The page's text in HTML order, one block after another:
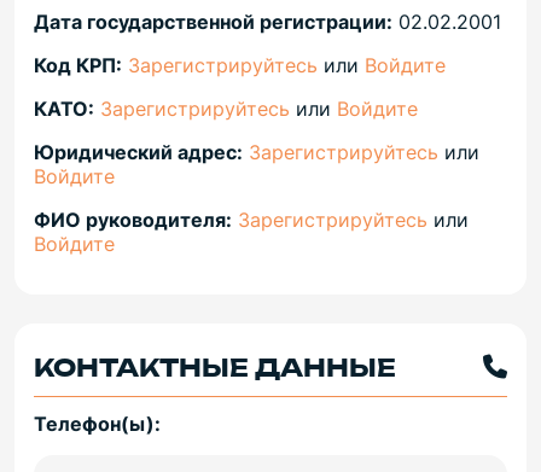
Дата государственной регистрации: 02.02.2001
Код КРП: Зарегистрируйтесь или Войдите
КАТО: Зарегистрируйтесь или Войдите
Юридический адрес: Зарегистрируйтесь или
Войдите
ФИО руководителя: Зарегистрируйтесь или
Войдите
КОНТАКТНЫЕ ДАННЫЕ
Телефон(ы):